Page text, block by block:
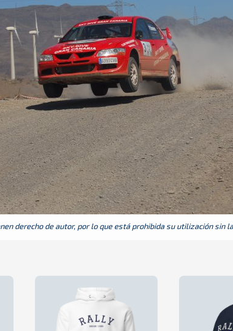
derecho de autor, por lo que está prohibida su utilización sin